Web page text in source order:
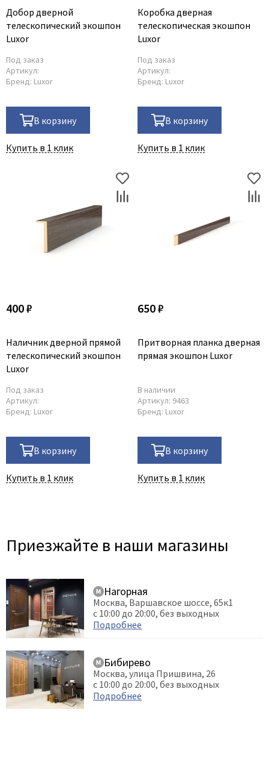
Profil Doors
Profilo Porte
Владимирский погонаж
Погонаж экошпон Zadoor
Добор дверной
телескопический экошпон
Luxor
Под заказ
Артикул:
Бренд: Luxor
В корзину
Купить в 1 клик
Коробка дверная
телескопическая экошпон
Luxor
Под заказ
Артикул:
Бренд: Luxor
В корзину
Купить в 1 клик
400 ₽
Наличник дверной прямой
телескопический экошпон
Luxor
Под заказ
Артикул:
Бренд: Luxor
В корзину
Купить в 1 клик
650 ₽
Притворная планка дверная
прямая экошпон Luxor
В наличии
Артикул: 9463
Бренд: Luxor
В корзину
Купить в 1 клик
Приезжайте в наши магазины
Нагорная
Москва, Варшавское шоссе, 65к1
с 10:00 до 20:00, без выходных
Подробнее
Бибирево
Москва, улица Пришвина, 26
с 10:00 до 20:00, без выходных
Подробнее